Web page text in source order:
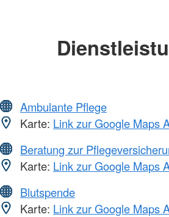
Ambulante Pflege
Karte: Link zur Google Maps
Beratung zur
Karte: Link zur Google Maps
Blutspende
Karte: Link zur Google Maps